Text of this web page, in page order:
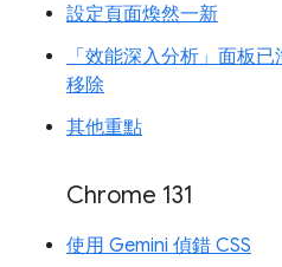
設定頁面煥然一新
「效能深入分析」面板
移除
其他重點
Chrome 131
使用 Gemini 偵錯 CSS